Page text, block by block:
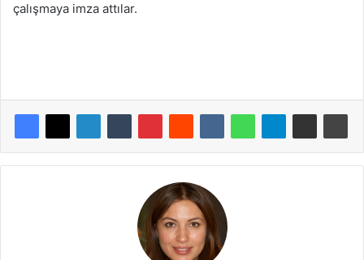
çalışmaya imza attılar.